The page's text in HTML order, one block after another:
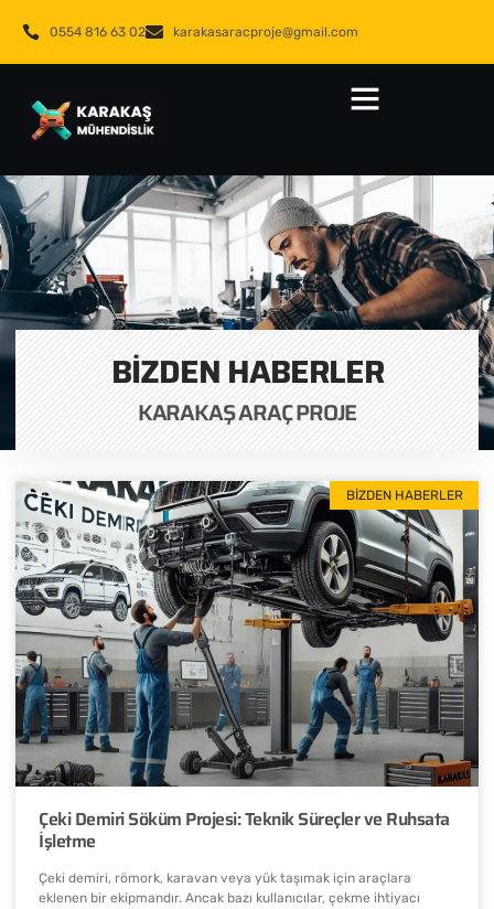
0554 816 63 02 karakasaracproje@gmail.com
BIZDEN HABERLER
KARAKAŞ ARAÇ PROJE
BIZDEN HABERLER
Çeki Demiri Söküm Projesi: Teknik Süreçler ve Ruhsata
İşletme
Çeki demiri, römork, karavan veya yük taşımak için araçlara
eklenen bir ekipmandır. Ancak bazı kullanıcılar, çekme ihtiyacı